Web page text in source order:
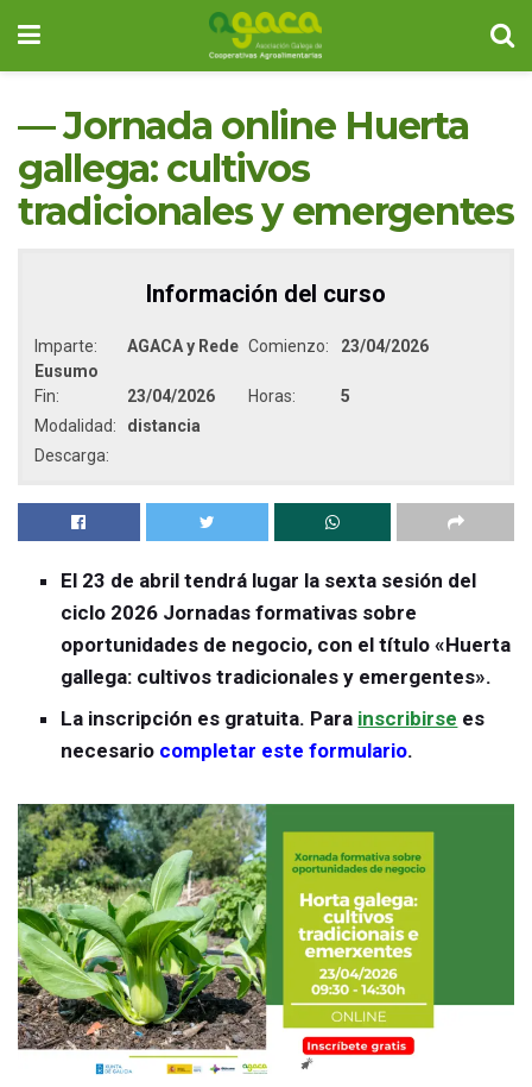
— Jornada online Huerta
gallega: cultivos
tradicionales y emergentes
Información del curso
Imparte:
AGACA y Rede
Eusumo
Comienzo: 23/04/2026
Fin: 23/04/2026 Horas:
5
Modalidad:
distancia
Descarga:
El 23 de abril tendrá lugar la sexta sesión del
ciclo 2026 Jornadas formativas sobre
oportunidades de negocio, con el título «Huerta
gallega: cultivos tradicionales y emergentes».
La inscripción es gratuita. Para inscribirse es
necesario completar este formulario.